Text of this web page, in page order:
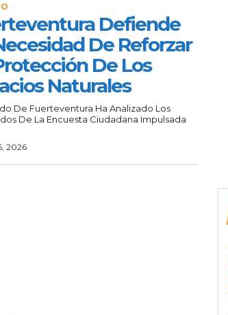
Defiende
De Reforzar
De Los
Naturales
De Fuerteventura Ha Analizado Los
De La Encuesta Ciudadana Impulsada
2026